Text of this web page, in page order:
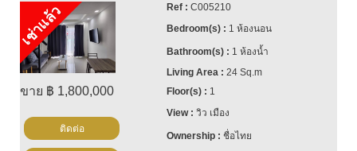
เช่าแล้ว
ขาย ฿ 1,800,000
C005210
1 ห้องนอน
1 ห้องน้ำ
24 Sq.m
1
วิว เมือง
ชื่อไทย
ติดต่อ